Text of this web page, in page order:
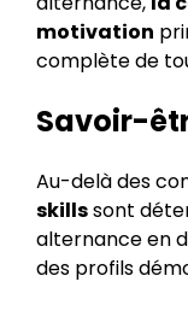
motivation
complète de
Savoir-
Au-delà des
skillssont
alternance en
des profils